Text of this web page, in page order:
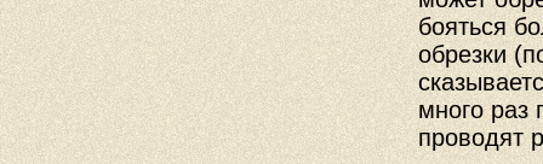
бояться
обрезки
много раз
проводят